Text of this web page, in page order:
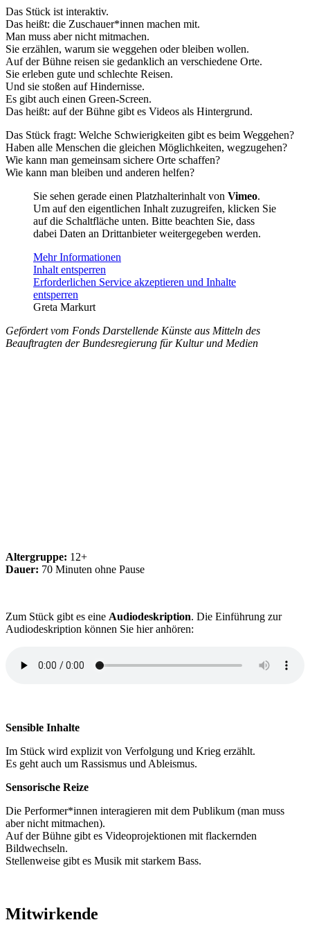
Das Stück ist interaktiv.
Das heißt: die Zuschauer*innen machen mit.
Man muss aber nicht mitmachen.
Sie erzählen, warum sie weggehen oder bleiben wollen.
Auf der Bühne reisen sie gedanklich an verschiedene Orte.
Sie erleben gute und schlechte Reisen.
Und sie stoßen auf Hindernisse.
Es gibt auch einen Green-Screen.
Das heißt: auf der Bühne gibt es Videos als Hintergrund.
Das Stück fragt: Welche Schwierigkeiten gibt es beim Weggehen?
Haben alle Menschen die gleichen Möglichkeiten, wegzugehen?
Wie kann man gemeinsam sichere Orte schaffen?
Wie kann man bleiben und anderen helfen?
Sie sehen gerade einen Platzhalterinhalt von Vimeo.
Um auf den eigentlichen Inhalt zuzugreifen, klicken Sie
auf die Schaltfläche unten. Bitte beachten Sie, dass
dabei Daten an Drittanbieter weitergegeben werden.
Mehr Informationen
Inhalt entsperren
Erforderlichen Service akzeptieren und Inhalte
entsperren
Greta Markurt
Gefördert vom Fonds Darstellende Künste aus Mitteln des
Beauftragten der Bundesregierung für Kultur und Medien
Altergruppe: 12+
Dauer: 70 Minuten ohne Pause
Zum Stück gibt es eine Audiodeskription. Die Einführung zur
Audiodeskription können Sie hier anhören:
Sensible Inhalte
Im Stück wird explizit von Verfolgung und Krieg erzählt.
Es geht auch um Rassismus und Ableismus.
Sensorische Reize
Die Performer*innen interagieren mit dem Publikum (man muss
aber nicht mitmachen).
Auf der Bühne gibt es Videoprojektionen mit flackernden
Bildwechseln.
Stellenweise gibt es Musik mit starkem Bass.
Mitwirkende